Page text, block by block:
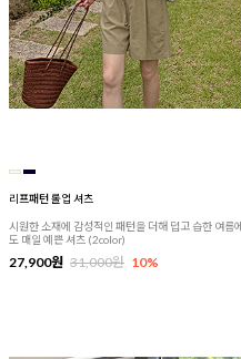
리프패턴 롤업 셔츠
시원한 소재에 감성적인 패턴을 더해 덥고 습한 여름에
도 매일 예쁜 셔츠 (2color)
27,900원 31,000원 10%